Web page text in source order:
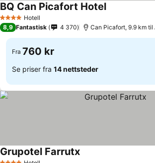
4 StjernerHotell
BQ Can Picafort Hotel
8,9 Fantastisk 4 370 Can Picafort, 9.9 km til
Fra 760 kr
Se priser fra 14 nettsteder
Grupotel Farrutx